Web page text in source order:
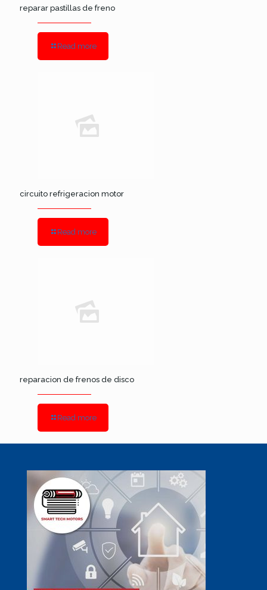
reparar pastillas de freno
Read more
circuito refrigeracion motor
Read more
reparacion de frenos de disco
Read more